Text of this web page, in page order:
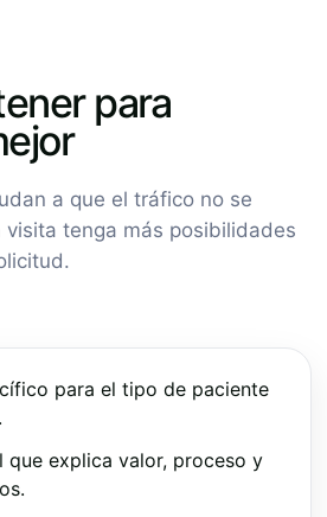
para
a que el tráfico no se
tenga más posibilidades
para el tipo de paciente
que explica valor, proceso y